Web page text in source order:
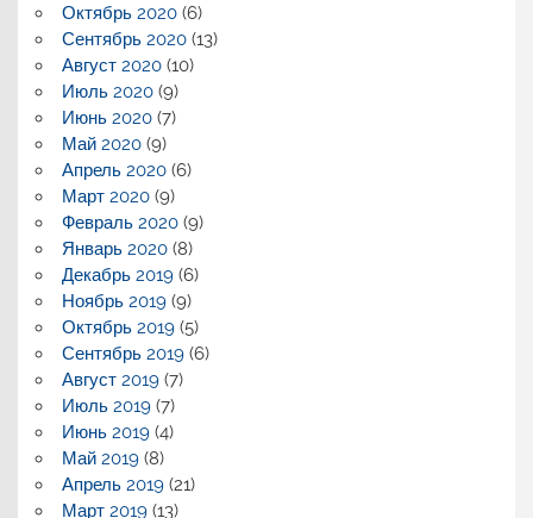
Октябрь 2020(6)
Сентябрь 2020(13)
Август 2020(10)
Июль 2020(9)
Июнь 2020(7)
Май 2020(9)
Апрель 2020(6)
Март 2020(9)
Февраль 2020(9)
Январь 2020(8)
Декабрь 2019(6)
Ноябрь 2019(9)
Октябрь 2019(5)
Сентябрь 2019(6)
Август 2019(7)
Июль 2019(7)
Июнь 2019(4)
Май 2019(8)
Апрель 2019(21)
Март 2019(13)